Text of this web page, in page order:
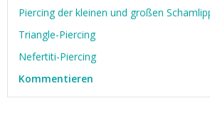
Piercing der kleinen und großen
Triangle-Piercing
Nefertiti-Piercing
Kommentieren